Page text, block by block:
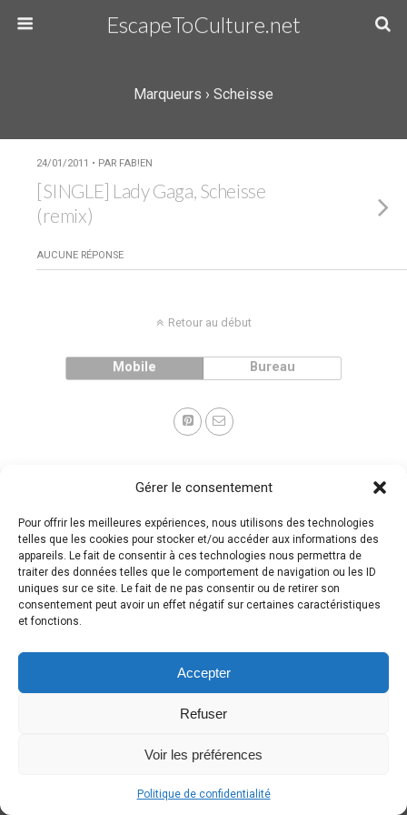
Gérer le consentement
Pour offrir les meilleures expériences, nous utilisons des technologies
telles que les cookies pour stocker et/ou accéder aux informations des
appareils. Le fait de consentir à ces technologies nous permettra de
traiter des données telles que le comportement de navigation ou les ID
uniques sur ce site. Le fait de ne pas consentir ou de retirer son
consentement peut avoir un effet négatif sur certaines caractéristiques
et fonctions.
Accepter
Refuser
Voir les préférences
Politique de confidentialité
EscapeToCulture.net
Marqueurs › Scheisse
24/01/2011 • PAR FAB!EN
[SINGLE] Lady Gaga, Scheisse
(remix)
AUCUNE RÉPONSE
Retour au début
Mobile Bureau